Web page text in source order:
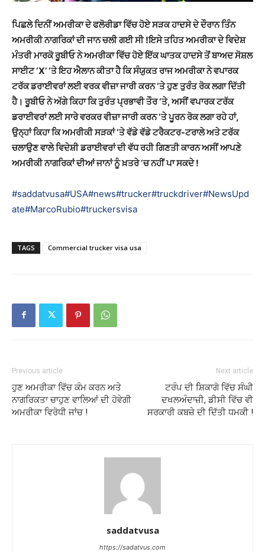
ਪਿਛਲੇ ਦਿਨੀਂ ਅਮਰੀਕਾ ਦੇ ਫਲੋਰੀਡਾ ਵਿੱਚ ਹੋਏ ਸੜਕ ਹਾਦਸੇ ਦੇ ਦੌਰਾਨ ਤਿੰਨ
ਅਮਰੀਕੀ ਨਾਗਰਿਕਾਂ ਦੀ ਜਾਨ ਚਲੀ ਗਈ ਸੀ !ਇਸੇ ਤਹਿਤ ਅਮਰੀਕਾ ਦੇ ਵਿਦੇਸ਼
ਮੰਤਰੀ ਮਾਰਕੋ ਰੂਬੀਓ ਨੇ ਅਮਰੀਕਾ ਵਿੱਚ ਹੋਏ ਇੱਕ ਘਾਤਕ ਹਾਦਸੇ ਤੋਂ ਬਾਅਦ ਸੋਸ਼ਲ
ਸਾਈਟ ‘X’ ‘ਤੇ ਇਹ ਐਲਾਨ ਕੀਤਾ ਹੈ ਕਿ ਸੰਯੁਕਤ ਰਾਜ ਅਮਰੀਕਾ ਨੇ ਵਪਾਰਕ
ਟਰੱਕ ਡਰਾਈਵਰਾਂ ਲਈ ਵਰਕ ਵੀਜ਼ਾ ਜਾਰੀ ਕਰਨ ‘ਤੇ ਹੁਣ ਤੁਰੰਤ ਰੋਕ ਲਗਾ ਦਿੱਤੀ
ਹੈ। ਰੂਬੀਓ ਨੇ ਅੱਗੇ ਕਿਹਾ ਕਿ ਤੁਰੰਤ ਪ੍ਰਭਾਵੀ ਤੌਰ ‘ਤੇ, ਅਸੀਂ ਵਪਾਰਕ ਟਰੱਕ
ਡਰਾਈਵਰਾਂ ਲਈ ਸਾਰੇ ਵਰਕਰ ਵੀਜ਼ਾ ਜਾਰੀ ਕਰਨ ‘ਤੇ ਪੂਰਨ ਰੋਕ ਲਗਾ ਰਹੇ ਹਾਂ,
ਉਨ੍ਹਾਂ ਕਿਹਾ ਕਿ ਅਮਰੀਕੀ ਸੜਕਾਂ ‘ਤੇ ਵੱਡੇ ਵੱਡੇ ਟਰੈਕਟਰ-ਟਰਾਲੇ ਅਤੇ ਟਰੱਕ
ਚਲਾਉਣ ਵਾਲੇ ਵਿਦੇਸ਼ੀ ਡਰਾਈਵਰਾਂ ਦੀ ਵੱਧ ਰਹੀ ਗਿਣਤੀ ਕਾਰਨ ਅਸੀਂ ਆਪਣੇ
ਅਮਰੀਕੀ ਨਾਗਰਿਕਾਂ ਦੀਆਂ ਜਾਨਾਂ ਨੂੰ ਖ਼ਤਰੇ ‘ਚ ਨਹੀਂ ਪਾ ਸਕਦੇ !
#saddatvusa#USA#news#trucker#truckdriver#NewsUpd
ate#MarcoRubio#truckersvisa
TAGS Commercial trucker visa usa
Previous article
ਹੁਣ ਅਮਰੀਕਾ ਵਿੱਚ ਕੰਮ ਕਰਨ ਅਤੇ
ਨਾਗਰਿਕਤਾ ਚਾਹੁਣ ਵਾਲਿਆਂ ਦੀ ਹੋਵੇਗੀ
ਅਮਰੀਕਾ ਵਿਰੋਧੀ ਜਾਂਚ !
Next article
ਟਰੰਪ ਦੀ ਸ਼ਿਕਾਗੋ ਵਿੱਚ ਸੰਘੀ
ਦਖਲਅੰਦਾਜ਼ੀ, ਡੀਸੀ ਵਿੱਚ ਵੀ
ਸਰਕਾਰੀ ਕਬਜ਼ੇ ਦੀ ਦਿੱਤੀ ਧਮਕੀ !
saddatvusa
https://sadatvus.com